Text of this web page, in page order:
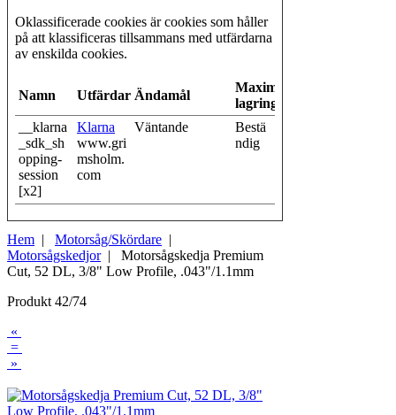
Oklassificerade cookies är cookies som håller
på att klassificeras tillsammans med utfärdarna
av enskilda cookies.
Namn UtfärdareÄndamål
Maximal
lagringstid
__klarna
_sdk_sh
opping-
session
[x2]
Klarna
www.gri
msholm.
com
Väntande
Bestä
ndig
Hem | Motorsåg/Skördare |
Motorsågskedjor| Motorsågskedja Premium
Cut, 52 DL, 3/8" Low Profile, .043"/1.1mm
Produkt 42/74
«
=
»